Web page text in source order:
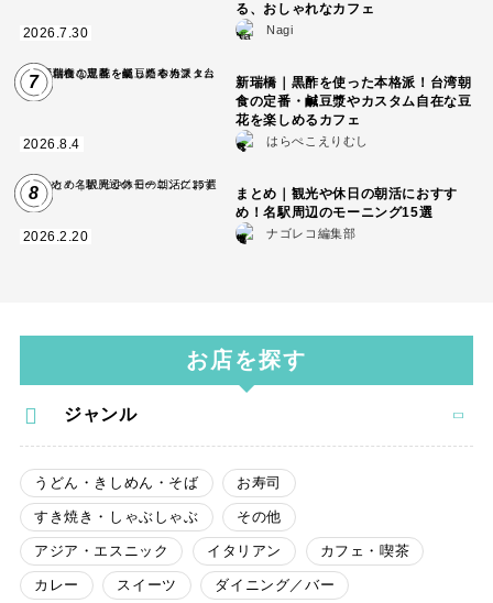
2026.7.30
る、おしゃれなカフェ
Nagi
7
2026.8.4
新瑞橋｜黒酢を使った本格派！台湾朝
食の定番・鹹豆漿やカスタム自在な豆
花を楽しめるカフェ
はらぺこえりむし
8
2026.2.20
まとめ｜観光や休日の朝活におすす
め！名駅周辺のモーニング15選
ナゴレコ編集部
お店を探す
ジャンル
うどん・きしめん・そば お寿司
すき焼き・しゃぶしゃぶ その他
アジア・エスニック イタリアン カフェ・喫茶
カレー スイーツ ダイニング／バー